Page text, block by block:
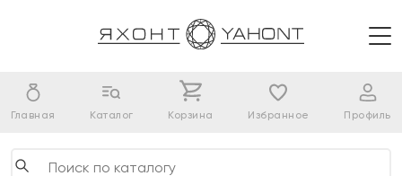
Главная Каталог Корзина Избранное Профиль